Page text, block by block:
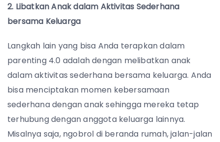
2. Libatkan Anak dalam Aktivitas Sederhana
bersama Keluarga
Langkah lain yang bisa Anda terapkan dalam
parenting 4.0 adalah dengan melibatkan anak
dalam aktivitas sederhana bersama keluarga. Anda
bisa menciptakan momen kebersamaan
sederhana dengan anak sehingga mereka tetap
terhubung dengan anggota keluarga lainnya.
Misalnya saja, ngobrol di beranda rumah, jalan-jalan